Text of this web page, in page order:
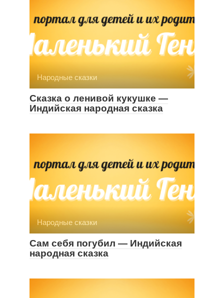
Народные сказки
Сказка о ленивой кукушке —
Индийская народная сказка
Народные сказки
Сам себя погубил — Индийская
народная сказка